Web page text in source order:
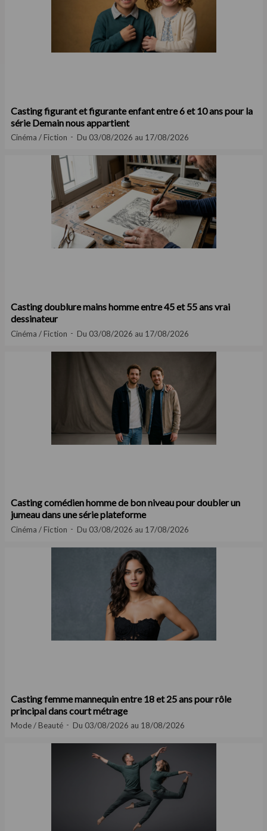
Casting figurant et figurante enfant entre 6 et 10 ans pour la
série Demain nous appartient
Cinéma / Fiction Du 03/08/2026 au 17/08/2026
Casting doublure mains homme entre 45 et 55 ans vrai
dessinateur
Cinéma / Fiction Du 03/08/2026 au 17/08/2026
Casting comédien homme de bon niveau pour doubler un
jumeau dans une série plateforme
Cinéma / Fiction Du 03/08/2026 au 17/08/2026
Casting femme mannequin entre 18 et 25 ans pour rôle
principal dans court métrage
Mode / Beauté Du 03/08/2026 au 18/08/2026